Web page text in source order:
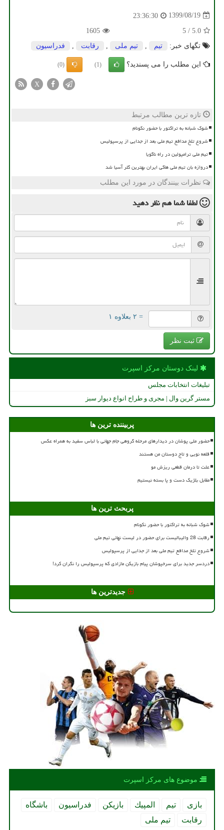
1399/08/19
23:36:30
5.0
/
5
1605
تگهای خبر:
تیم تیم ملی رقابت فدراسیون
این مطلب را می پسندید؟ (1)
(0)
X
تازه ترین مطالب مرتبط
شوک شبانه به تراکتور با حضور نکونام
شروع تلخ مدافع تیم ملی بعد از جدایی از پرسپولیس
تیم ملی ترامپولین در راه ناگویا
دروازه بان تیم ملی هاکی ایران بهترین گلر آسیا شد
نظرات بینندگان در مورد این مطلب
لطفا شما همنظر دهید
= ۲ بعلاوه ۱
ثبت نظر
لینک دوستان مركز اسپرت
تبلیغات انتخابات مجلس
مستر گرین وال | مجری و طراح انواع دیوار سبز
پربیننده ترین ها
حضور ملی پوشان در دیدارهای مرحله گروهی جام جهانی با لباس سفید به همراه عکس
قلعه نویی و تاج دوستان من هستند
علت تا درمان قطعی ریزش مو
مقابل بلژیک دست و پا بسته نیستیم
پربحث ترین ها
شوک شبانه به تراکتور با حضور نکونام
رقابت 28 والیبالیست برای حضور در لیست نهائی تیم ملی
شروع تلخ مدافع تیم ملی بعد از جدایی از پرسپولیس
دردسر جدید برای سرخپوشان پیام بازیکن مازادی که پرسپولیس را نگران کرد!
جدیدترین ها
موضوع های مركز اسپرت
بازی تیم المپیك بازیكن فدراسیون
باشگاه
رقابت
تیم ملی